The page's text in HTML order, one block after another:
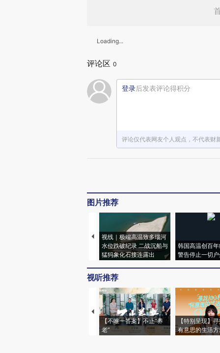
Loading...
评论区 0
登录后发表评论得积分
评论仅代表网友个人观点，不代表财
图片推荐
视线｜极端高温致多瑙河
水位跌破纪录 二战沉船与
猛犸象化石接连露出
韩国高温创百
警告停止一切
视听推荐
【不唯一答案】不止“养
老”
【特别呈现】
有意思的生活方